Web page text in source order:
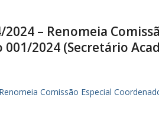
2024 – Renomeia
2024 (Secretário
Comissão Especial